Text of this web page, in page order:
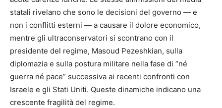
statali rivelano che sono le decisioni del governo — e
non i conflitti esterni — a causare il dolore economico,
mentre gli ultraconservatori si scontrano con il
presidente del regime, Masoud Pezeshkian, sulla
diplomazia e sulla postura militare nella fase di “né
guerra né pace” successiva ai recenti confronti con
Israele e gli Stati Uniti. Queste dinamiche indicano una
crescente fragilità del regime.